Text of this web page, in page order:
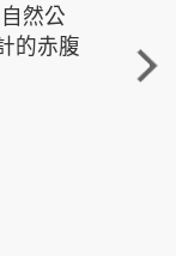
然公
的赤腹
重
走進